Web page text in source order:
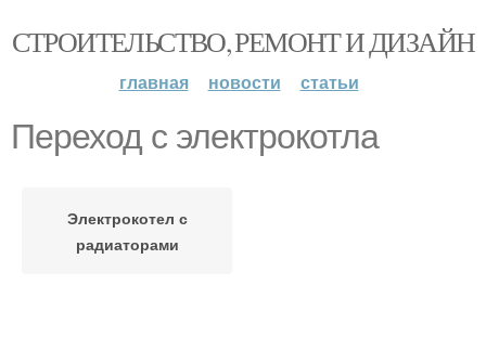
СТРОИТЕЛЬСТВО, РЕМОНТ И ДИЗАЙН
главная новости статьи
Переход с электрокотла
Электрокотел с
радиаторами